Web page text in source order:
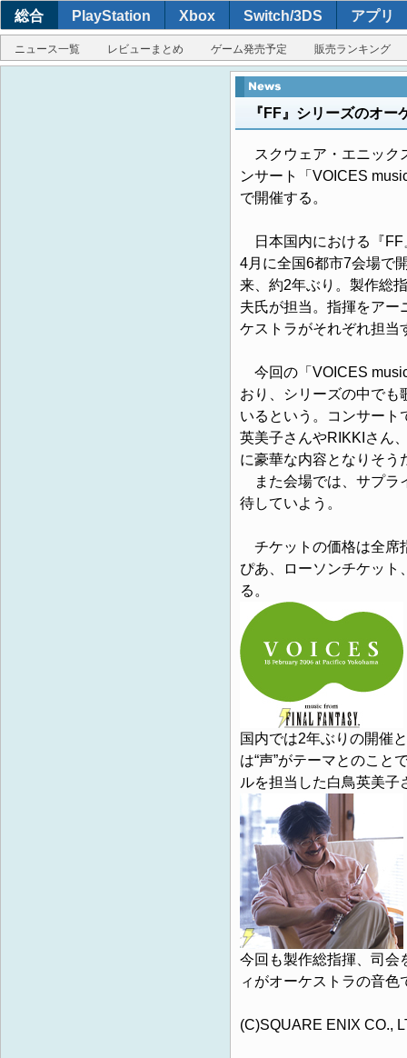
総合 PlayStation Xbox Switch/3DS アプリ
ニュース一覧 レビューまとめ ゲーム発売予定 販売ランキング
『FF』シリーズのオ
スクウェア・エニック
ンサート「VOICES
で開催する。
日本国内における『FF
4月に全国6都市7会場で
来、約2年ぶり。製作総
夫氏が担当。指揮をアー
ケストラがそれぞれ担当
今回の「VOICES
おり、シリーズの中でも
いるという。コンサート
英美子さんやRIKKIさん
に豪華な内容となりそう
また会場では、サプラ
待していよう。
チケットの価格は全席
ぴあ、ローソンチケット
る。
国内では2年ぶりの開催
は“声”がテーマとのこと
ルを担当した白鳥英美
今回も製作総指揮、司会
ィがオーケストラの音色
(C)SQUARE ENIX CO.,